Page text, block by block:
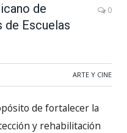
de
de Escuelas
0
ARTE Y CINE
de fortalecer la
y rehabilitación